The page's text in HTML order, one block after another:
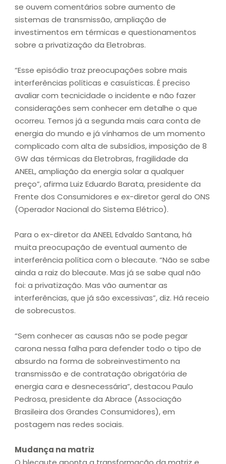
se ouvem comentários sobre aumento de
sistemas de transmissão, ampliação de
investimentos em térmicas e questionamentos
sobre a privatização da Eletrobras.
“Esse episódio traz preocupações sobre mais
interferências políticas e casuísticas. É preciso
avaliar com tecnicidade o incidente e não fazer
considerações sem conhecer em detalhe o que
ocorreu. Temos já a segunda mais cara conta de
energia do mundo e já vínhamos de um momento
complicado com alta de subsídios, imposição de 8
GW das térmicas da Eletrobras, fragilidade da
ANEEL, ampliação da energia solar a qualquer
preço”, afirma Luiz Eduardo Barata, presidente da
Frente dos Consumidores e ex-diretor geral do ONS
(Operador Nacional do Sistema Elétrico).
Para o ex-diretor da ANEEL Edvaldo Santana, há
muita preocupação de eventual aumento de
interferência política com o blecaute. “Não se sabe
ainda a raiz do blecaute. Mas já se sabe qual não
foi: a privatização. Mas vão aumentar as
interferências, que já são excessivas”, diz. Há receio
de sobrecustos.
“Sem conhecer as causas não se pode pegar
carona nessa falha para defender todo o tipo de
absurdo na forma de sobreinvestimento na
transmissão e de contratação obrigatória de
energia cara e desnecessária”, destacou Paulo
Pedrosa, presidente da Abrace (Associação
Brasileira dos Grandes Consumidores), em
postagem nas redes sociais.
Mudança na matriz